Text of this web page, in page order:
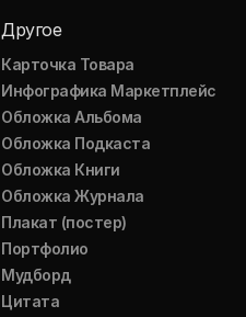
Другое
Карточка Товара
Инфографика Маркетплейс
Обложка Альбома
Обложка Подкаста
Обложка Книги
Обложка Журнала
Плакат (постер)
Портфолио
Мудборд
Цитата